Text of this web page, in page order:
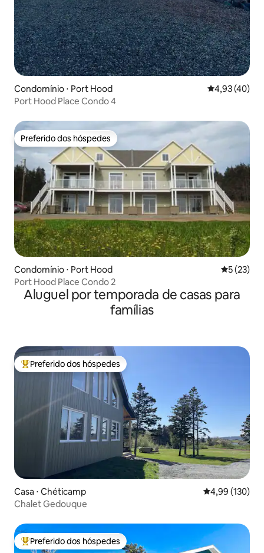
Condomínio ⋅ Port Hood 4,93 de uma
4,93 (40)
Port Hood Place Condo 4
Preferido dos hóspedes
Preferido dos hóspedes
Condomínio ⋅ Port Hood 5 de uma
5 (23)
Port Hood Place Condo 2
Aluguel por temporada de casas para
famílias
Entre os melhores preferidos dos hóspedes
Preferido dos hóspedes
Casa ⋅ Chéticamp 4,99 de uma
4,99 (130)
Chalet Gedouque
Entre os melhores preferidos dos hóspedes
Preferido dos hóspedes